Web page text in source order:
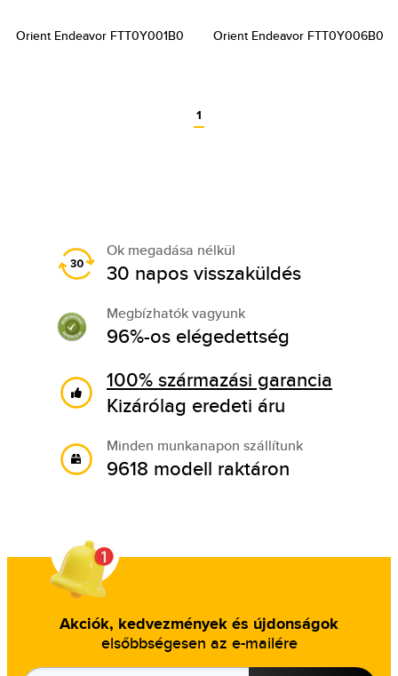
Orient Endeavor FTT0Y001B0 Orient Endeavor FTT0Y006B0
1
Ok megadása nélkül
30 napos visszaküldés
Megbízhatók vagyunk
96%-os elégedettség
100% származási garancia
Kizárólag eredeti áru
Minden munkanapon szállítunk
9618 modell raktáron
Akciók, kedvezmények és újdonságok
elsőbbségesen az e-mailére